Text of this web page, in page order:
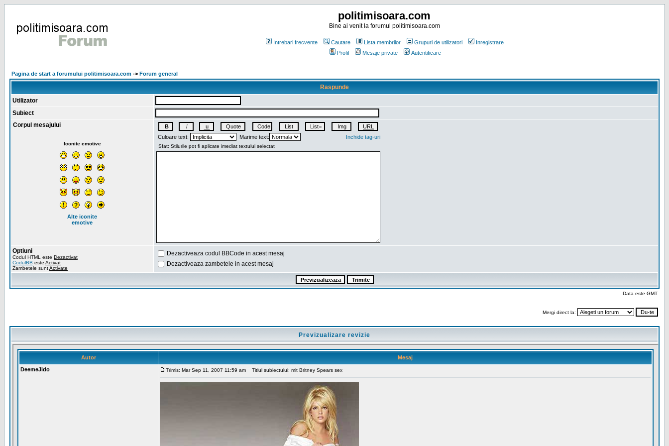
politimisoara.com
Bine ai venit la forumul politimisoara.com
Intrebari frecvente Cautare Lista membrilor Grupuri de utilizatori
Inregistrare
Profil
Mesaje private Autentificare
Pagina de start a forumului politimisoara.com -> Forum general
Raspunde
Utilizator
Subiect
Corpul mesajului
Iconite emotive
Alte iconite
emotive
Culoare text: Marime text: Inchide tag-uri
Optiuni
Codul HTML este Dezactivat
CodulBB este Activat
Zambetele suntActivate
Dezactiveaza codul BBCode in acest mesaj
Dezactiveaza zambetele in acest mesaj
Data este GMT
Mergi direct la:
Previzualizare revizie